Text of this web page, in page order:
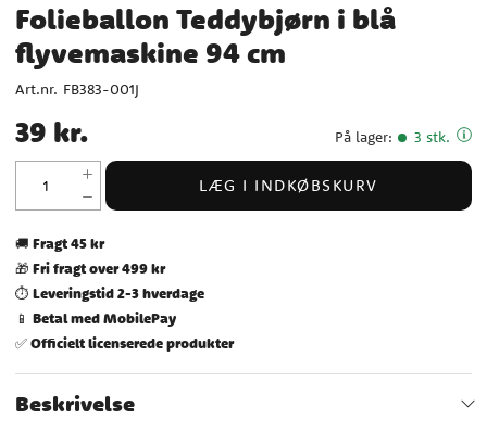
Folieballon Teddybjørn i blå
flyvemaskine 94 cm
Art.nr. FB383-001J
Pris: 39 kr.
39 kr. På lager: 3 stk.
LÆG I INDKØBSKURV
🚚 Fragt 45 kr
🎁 Fri fragt over 499 kr
⏱️ Leveringstid 2-3 hverdage
📱 Betal med MobilePay
✅Officielt licenserede produkter
Beskrivelse